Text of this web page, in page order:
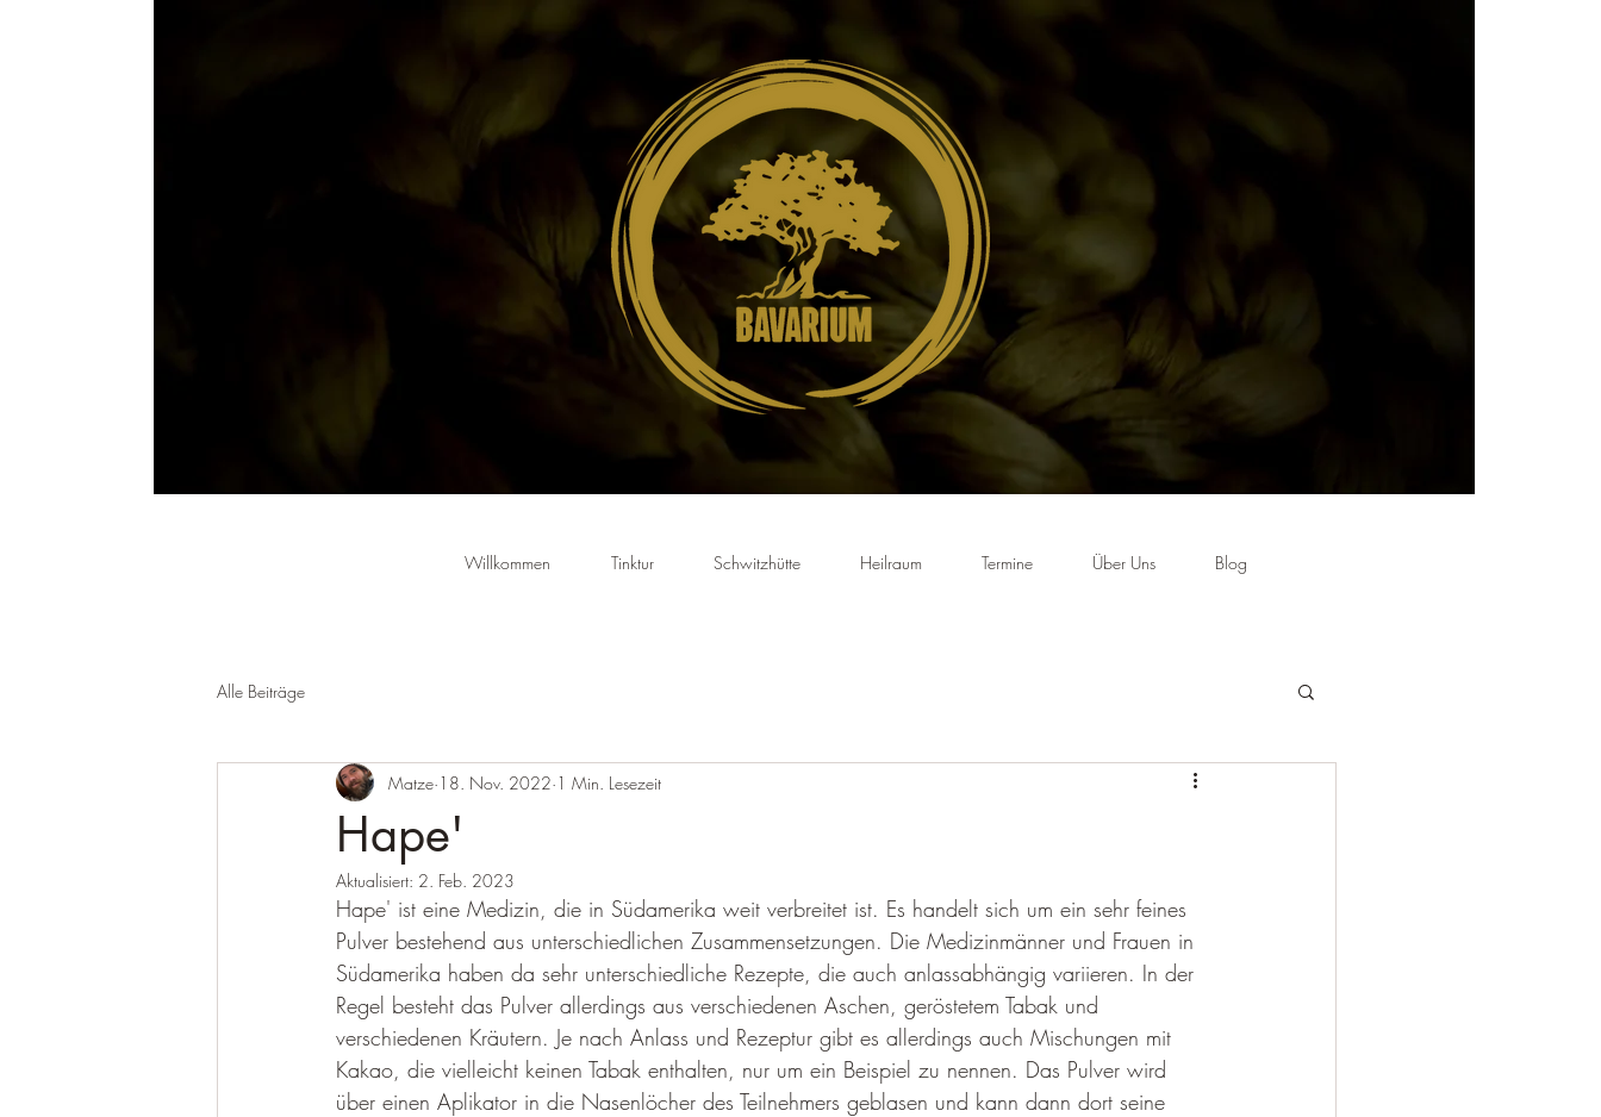
Willkommen Tinktur Schwitzhütte Heilraum Termine Über Uns Blog
Alle Beiträge
Hape'
Matze 18. Nov. 2022 1 Min. Lesezeit
Aktualisiert: 2. Feb. 2023
Hape' ist eine Medizin, die in Südamerika weit verbreitet ist. Es handelt sich um ein sehr feines
Pulver bestehend aus unterschiedlichen Zusammensetzungen. Die Medizinmänner und Frauen in
Südamerika haben da sehr unterschiedliche Rezepte, die auch anlassabhängig variieren. In der
Regel besteht das Pulver allerdings aus verschiedenen Aschen, geröstetem Tabak und
verschiedenen Kräutern. Je nach Anlass und Rezeptur gibt es allerdings auch Mischungen mit
Kakao, die vielleicht keinen Tabak enthalten, nur um ein Beispiel zu nennen. Das Pulver wird
über einen Aplikator in die Nasenlöcher des Teilnehmers geblasen und kann dann dort seine